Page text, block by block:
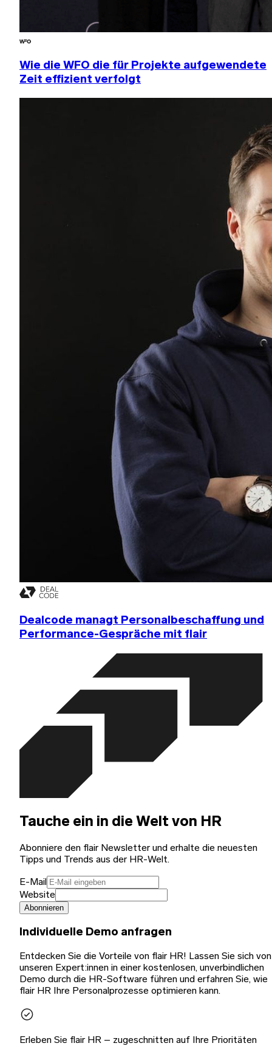
Wie die WFO die für Projekte aufgewendete
Zeit effizient verfolgt
Dealcode managt Personalbeschaffung und
Performance-Gespräche mit flair
Tauche ein in die Welt von HR
Abonniere den flair Newsletter und erhalte die neuesten
Tipps und Trends aus der HR-Welt.
E-Mail
Website
Abonnieren
Individuelle Demo anfragen
Entdecken Sie die Vorteile von flair HR! Lassen Sie sich von
unseren Expert:innen in einer kostenlosen, unverbindlichen
Demo durch die HR-Software führen und erfahren Sie, wie
flair HR Ihre Personalprozesse optimieren kann.
Erleben Sie flair HR – zugeschnitten auf Ihre Prioritäten